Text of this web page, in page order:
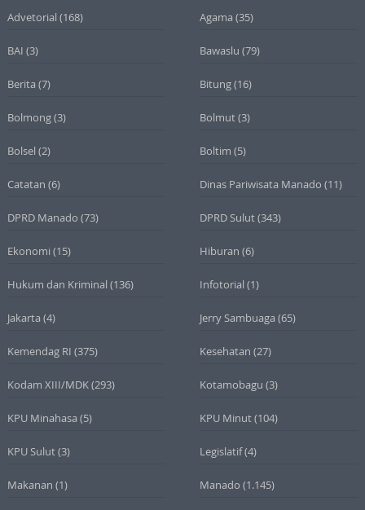
Advetorial (168) Agama (35)
BAI (3) Bawaslu (79)
Berita (7) Bitung(16)
Bolmong(3) Bolmut(3)
Bolsel (2) Boltim (5)
Catatan (6) Dinas Pariwisata Manado (11)
DPRD Manado (73) DPRD Sulut(343)
Ekonomi (15) Hiburan (6)
Hukum dan Kriminal (136) Infotorial (1)
Jakarta (4) Jerry Sambuaga (65)
Kemendag RI (375) Kesehatan (27)
Kodam XIII/MDK(293) Kotamobagu (3)
KPU Minahasa (5) KPU Minut(104)
KPU Sulut(3) Legislatif(4)
Makanan (1) Manado (1.145)